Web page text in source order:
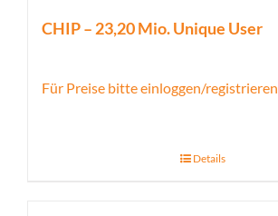
CHIP – 23,20 Mio. Unique User
Für Preise bitte einloggen/registrieren
Details